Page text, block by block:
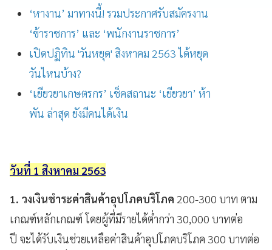
‘หางาน’ มาทางนี้! รวมประกาศรับสมัครงาน
‘ข้าราชการ’ และ ‘พนักงานราชการ’
เปิดปฏิทิน 'วันหยุด' สิงหาคม 2563 ได้หยุด
วันไหนบ้าง?
‘เยียวยาเกษตรกร’ เช็คสถานะ ‘เยียวยา’ ห้า
พัน ล่าสุด ยังมีคนได้เงิน
วันที่ 1 สิงหาคม 2563
1. วงเงินชำระค่าสินค้าอุปโภคบริโภค 200-300 บาท ตาม
เกณฑ์หลักเกณฑ์โดยผู้ที่มีรายได้ต่ำกว่า 30,000 บาทต่อ
ปี จะได้รับเงินช่วยเหลือค่าสินค้าอุปโภคบริโภค 300 บาทต่อ